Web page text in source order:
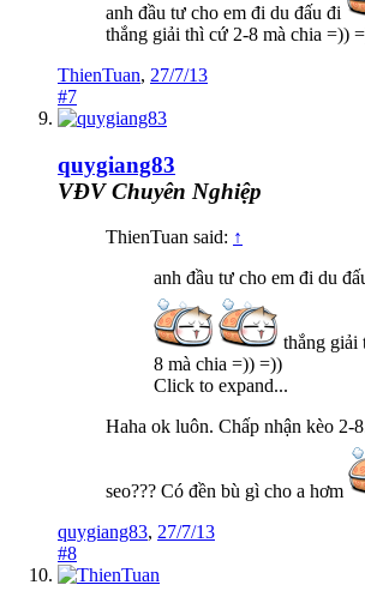
anh đầu tư cho em đi du đấu đi
thắng giải thì cứ 2-8 mà chia =))
ThienTuan, 27/7/13
#7
quygiang83
VĐV Chuyên Nghiệp
ThienTuan said: ↑
anh đầu tư cho em đi du
thắng giải
8 mà chia =)) =))
Click to expand...
Haha ok luôn. Chấp nhận kèo 2-
seo??? Có đền bù gì cho a hơm
quygiang83, 27/7/13
#8